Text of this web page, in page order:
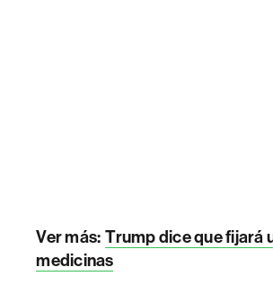
Ver más: Trump dice que fijará
medicinas